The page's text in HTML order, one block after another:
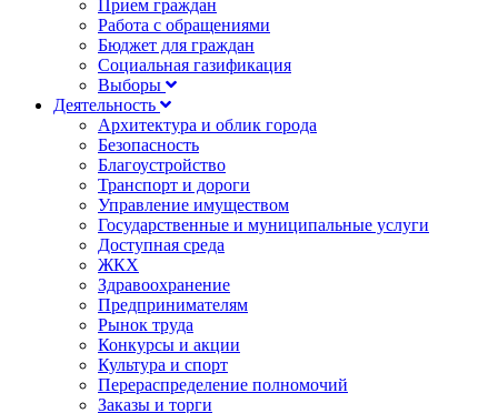
Прием граждан
Работа с обращениями
Бюджет для граждан
Социальная газификация
Выборы
Деятельность
Архитектура и облик города
Безопасность
Благоустройство
Транспорт и дороги
Управление имуществом
Государственные и муниципальные услуги
Доступная среда
ЖКХ
Здравоохранение
Предпринимателям
Рынок труда
Конкурсы и акции
Культура и спорт
Перераспределение полномочий
Заказы и торги